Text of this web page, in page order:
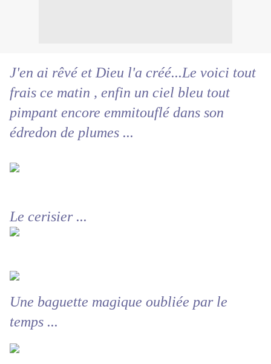
J'en ai rêvé et Dieu l'a créé...Le voici tout
frais ce matin , enfin un ciel bleu tout
pimpant encore emmitouflé dans son
édredon de plumes ...
Le cerisier ...
Une baguette magique oubliée par le
temps ...